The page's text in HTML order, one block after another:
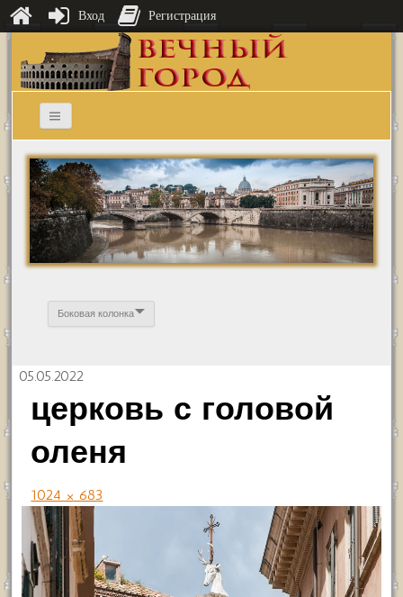
Боковая колонка
05.05.2022
церковь с головой
оленя
1024 × 683
Вход Регистрация